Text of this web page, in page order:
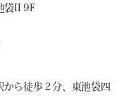
袋II 9F
から徒歩２分、東池袋四